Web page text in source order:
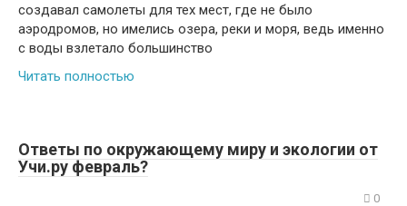
создавал самолеты для тех мест, где не было
аэродромов, но имелись озера, реки и моря, ведь именно
с воды взлетало большинство
Читать полностью
Ответы по окружающему миру и экологии от
Учи.ру февраль?
0